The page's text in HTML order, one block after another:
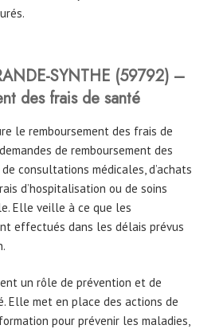
SYNTHE (59792) –
des frais de santé
le remboursement des frais de
de remboursement des
de consultations médicales, d’achats
d’hospitalisation ou de soins
Elle veille à ce que les
effectués dans les délais prévus
un rôle de prévention et de
Elle met en place des actions de
pour prévenir les maladies,